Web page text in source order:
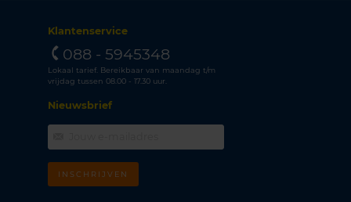
Klantenservice
088 - 5945348
Lokaal tarief. Bereikbaar van maandag t/m
vrijdag tussen 08.00 - 17.30 uur.
Nieuwsbrief
INSCHRIJVEN